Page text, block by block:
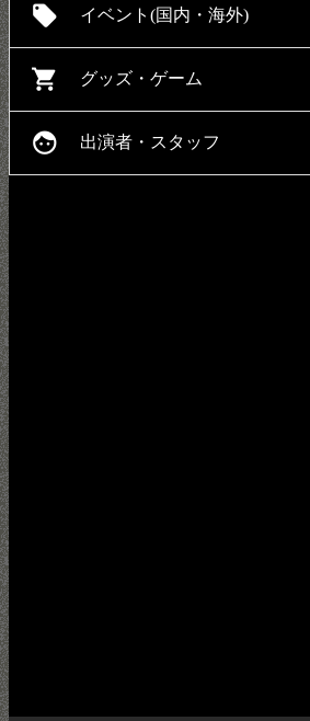
local_offer イベント(国内・海外)
shopping_cart グッズ・ゲーム
face 出演者・スタッフ